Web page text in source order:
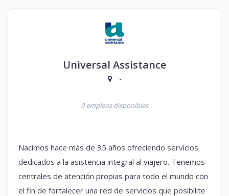
Universal Assistance
-
0 empleos disponibles
Nacimos hace más de 35 años ofreciendo servicios
dedicados a la asistencia integral al viajero. Tenemos
centrales de atención propias para todo el mundo con
el fin de fortalecer una red de servicios que posibilite